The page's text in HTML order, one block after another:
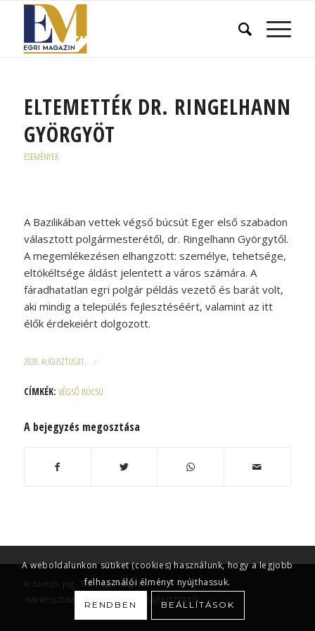
ELTEMETTÉK DR. RINGELHANN
GYÖRGYÖT
ESEMÉNYEK
A Bazilikában vettek végső búcsút Eger első szabadon
választott polgármesterétől, dr. Ringelhann Györgytől.
A megemlékezésen elhangzott: személye, tehetsége,
eltökéltsége áldást jelentett a város számára. A
fáradhatatlan egri polgár példás vezető és barát volt,
aki mindig a település fejlesztéséért, valamint az itt
élők érdekeiért dolgozott.
2020. AUGUSZTUS 01. /
CÍMKÉK: VÉGSŐ BÚCSÚ
A bejegyzés megosztása
© Szerzői jog - EM | Egri Magazin
IMPRESSZUM
ADATKEZELÉSI TÁJÉKOZTATÓ
A weboldalunkon sütiket (cookies) használunk, hogy a legjobb
felhasználói élményt nyújthassuk.
RENDBEN BEÁLLÍTÁSOK